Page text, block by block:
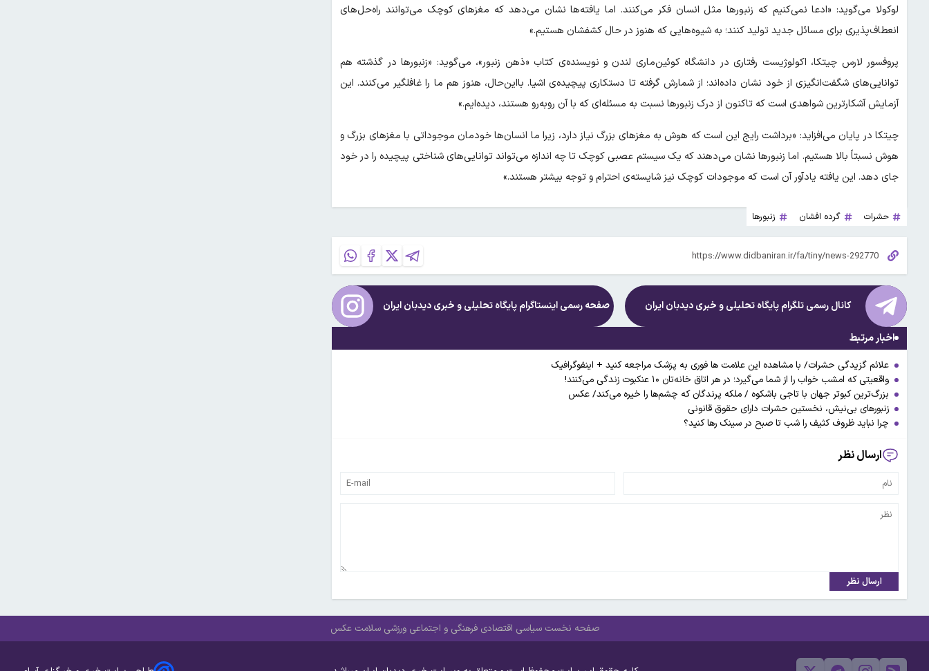
لوکولا می‌گوید: «ادعا نمی‌کنیم که زنبورها مثل انسان فکر می‌کنند. اما یافته‌ها نشان می‌دهد که مغزهای کوچک می‌توانند راه‌حل‌های
انعطاف‌پذیری برای مسائل جدید تولید کنند؛ به شیوه‌هایی که هنوز در حال کشفشان هستیم.»
پروفسور لارس چیتکا، اکولوژیست رفتاری در دانشگاه کوئین‌ماری لندن و نویسنده‌ی کتاب «ذهن زنبور»، می‌گوید: «زنبورها در گذشته هم
توانایی‌های شگفت‌انگیزی از خود نشان داده‌اند؛ از شمارش گرفته تا دستکاری پیچیده‌ی اشیا. با‌این‌حال، هنوز هم ما را غافلگیر می‌کنند. این
آزمایش آشکارترین شواهدی است که تاکنون از درک زنبورها نسبت به مسئله‌ای که با آن روبه‌رو هستند، دیده‌ایم.»
چیتکا در پایان می‌افزاید: «برداشت رایج این است که هوش به مغزهای بزرگ نیاز دارد، زیرا ما انسان‌ها خودمان موجوداتی با مغزهای بزرگ و
هوش نسبتاً بالا هستیم. اما زنبورها نشان می‌دهند که یک سیستم عصبی کوچک تا چه اندازه می‌تواند توانایی‌های شناختی پیچیده را در خود
جای دهد. این یافته یادآور آن است که موجودات کوچک نیز شایسته‌ی احترام و توجه بیشتر هستند.»
حشرات گرده افشان زنبورها
کانال رسمی تلگرام پایگاه تحلیلی و خبریدیدبان ایران صفحه رسمی اینستاگرام پایگاه تحلیلی و خبریدیدبان ایران
اخبار مرتبط
علائم گزیدگی حشرات/ با مشاهده این علامت ها فوری به پزشک مراجعه کنید + اینفوگرافیک
واقعیتی که امشب خواب را از شما می‌گیرد؛ در هر اتاق خانه‌تان ۱۰ عنکبوت زندگی می‌کنند!
بزرگ‌ترین کبوتر جهان با تاجی باشکوه / ملکه پرندگان که چشم‌ها را خیره می‌کند/ عکس
زنبورهای بی‌نیش، نخستین حشرات دارای حقوق قانونی
چرا نباید ظروف کثیف را شب تا صبح در سینک رها کنید؟
ارسال نظر
ارسال نظر
صفحه نخست سیاسی اقتصادی فرهنگی و اجتماعی ورزشی سلامت عکس